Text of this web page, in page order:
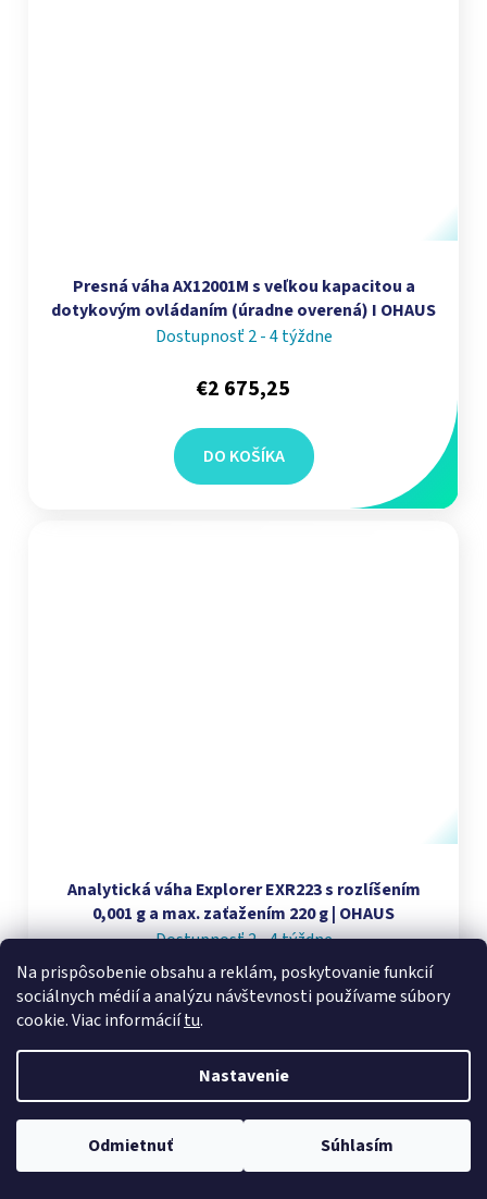
Na prispôsobenie obsahu a reklám, poskytovanie funkcií
sociálnych médií a analýzu návštevnosti používame súbory
cookie. Viac informáciítu.
Nastavenie
Odmietnuť Súhlasím
Presná váha AX12001M s veľkou kapacitou a
dotykovým ovládaním (úradne overená) I OHAUS
Dostupnosť 2 - 4 týždne
€2 675,25
DO KOŠÍKA
Analytická váha Explorer EXR223 s rozlíšením
0,001 g a max. zaťažením 220 g | OHAUS
Dostupnosť 2 - 4 týždne
€3 296,40
DO KOŠÍKA